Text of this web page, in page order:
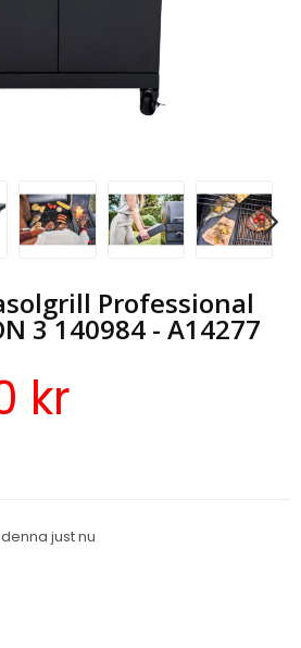
Professional
3 140984 - A14277
kr
just nu